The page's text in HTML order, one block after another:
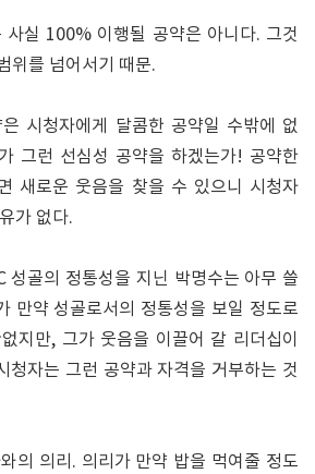
사실 100% 이행될 공약은 아니다. 그것
위를 넘어서기 때문.
시청자에게 달콤한 공약일 수밖에 없
그런 선심성 공약을 하겠는가! 공약한
새로운 웃음을 찾을 수 있으니 시청자
가 없다.
성골의 정통성을 지닌 박명수는 아무 쓸
만약 성골로서의 정통성을 보일 정도로
지만, 그가 웃음을 이끌어 갈 리더십이
청자는 그런 공약과 자격을 거부하는 것
의 의리. 의리가 만약 밥을 먹여줄 정도